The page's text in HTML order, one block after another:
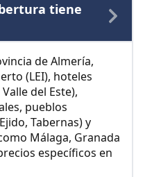
tiene
de Almería,
(LEI), hoteles
del Este),
pueblos
Tabernas) y
Málaga, Granada
específicos en